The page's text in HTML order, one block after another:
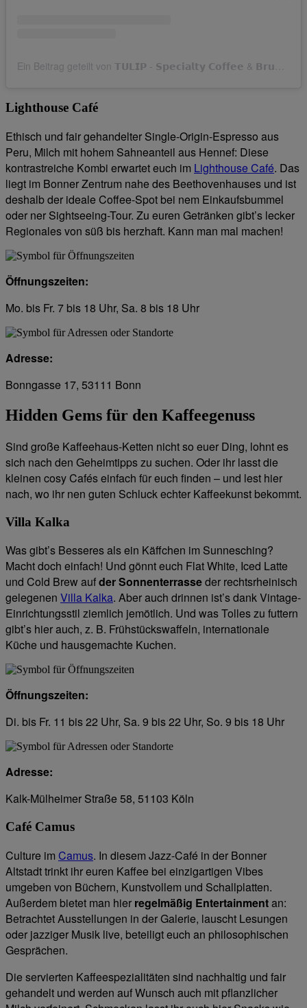
Lighthouse Café
Ethisch und fair gehandelter Single-Origin-Espresso aus
Peru, Milch mit hohem Sahneanteil aus Hennef: Diese
kontrastreiche Kombi erwartet euch im Lighthouse Café. Das
liegt im Bonner Zentrum nahe des Beethovenhauses und ist
deshalb der ideale Coffee-Spot bei nem Einkaufsbummel
oder ner Sightseeing-Tour. Zu euren Getränken gibt’s lecker
Regionales von süß bis herzhaft. Kann man mal machen!
Öffnungszeiten:
Mo. bis Fr. 7 bis 18 Uhr, Sa. 8 bis 18 Uhr
Adresse:
Bonngasse 17, 53111 Bonn
Hidden Gems für den Kaffeegenuss
Sind große Kaffeehaus-Ketten nicht so euer Ding, lohnt es
sich nach den Geheimtipps zu suchen. Oder ihr lasst die
kleinen cosy Cafés einfach für euch finden – und lest hier
nach, wo ihr nen guten Schluck echter Kaffeekunst bekommt.
Villa Kalka
Was gibt’s Besseres als ein Käffchen im Sunnesching?
Macht doch einfach! Und gönnt euch Flat White, Iced Latte
und Cold Brew aufder Sonnenterrasseder rechtsrheinisch
gelegenen Villa Kalka. Aber auch drinnen ist’s dank Vintage-
Einrichtungsstil ziemlich jemötlich. Und was Tolles zu futtern
gibt’s hier auch, z. B. Frühstückswaffeln, internationale
Küche und hausgemachte Kuchen.
Öffnungszeiten:
Di. bis Fr. 11 bis 22 Uhr, Sa. 9 bis 22 Uhr, So. 9 bis 18 Uhr
Adresse:
Kalk-Mülheimer Straße 58, 51103 Köln
Café Camus
Culture im Camus. In diesem Jazz-Café in der Bonner
Altstadt trinkt ihr euren Kaffee bei einzigartigen Vibes
umgeben von Büchern, Kunstvollem und Schallplatten.
Außerdem bietet man hier regelmäßig Entertainmentan:
Betrachtet Ausstellungen in der Galerie, lauscht Lesungen
oder jazziger Musik live, beteiligt euch an philosophischen
Gesprächen.
Die servierten Kaffeespezialitäten sind nachhaltig und fair
gehandelt und werden auf Wunsch auch mit pflanzlicher